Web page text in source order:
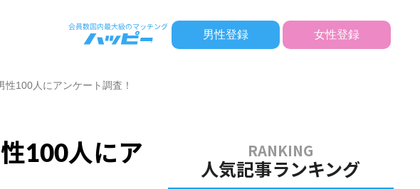
男性登録 女性登録
100人にアンケート調査！
100人にア
人気記事ランキング